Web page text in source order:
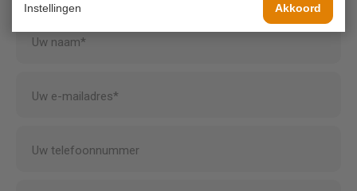
Instellingen Akkoord
Uw naam*
Uw e-mailadres*
Uw telefoonnummer